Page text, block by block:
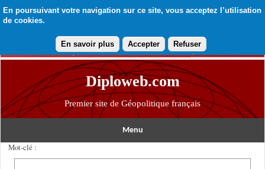
En poursuivant votre navigation sur ce site, vous acceptez l’utilisation
de cookies.
En savoir plus Accepter Refuser
Diploweb.com
Premier site de Géopolitique français
Menu
Mot-clé :